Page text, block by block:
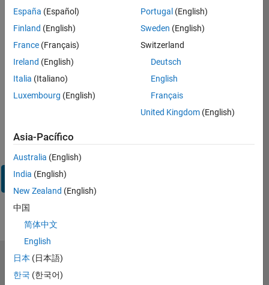
Dirección de correo electrónico
su
contraseña?
Iniciar
España (Español)
Finland (English)
France (Français)
Ireland (English)
Italia (Italiano)
Luxembourg (English)
Portugal (English)
Sweden (English)
Switzerland
Deutsch
English
Français
United Kingdom(English)
Asia-Pacífico
Australia (English)
India (English)
New Zealand (English)
中国
简体中文
English
日本 (日本語)
한국 (한국어)
América